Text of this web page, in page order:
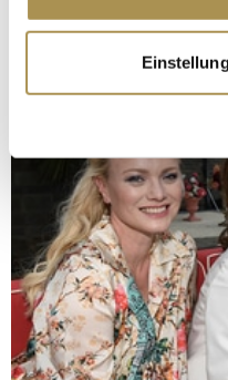
Informationen
erfassen, welche bis
bestimmten
Erfahren Sie mehr
verarbeitet werden, und
Abschnitt Einzelheiten
Wir verwenden Cookies,
personalisieren,
zu können und die